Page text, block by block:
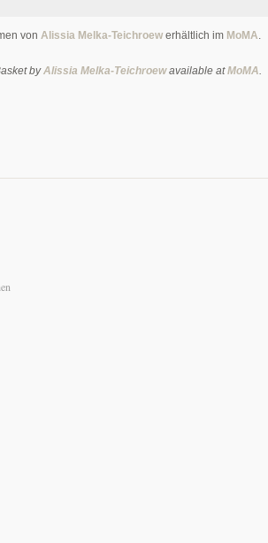
von Alissia Melka-Teichroew erhältlich im MoMA
byAlissia Melka-Teichroewavailable atMoMA